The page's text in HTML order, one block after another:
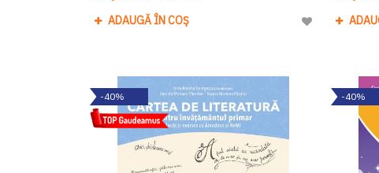
ADAUGĂ ÎN COȘ
Adaugă
Dorinte
-40% -40%